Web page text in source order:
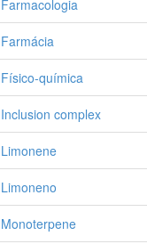
Farmacologia
Farmácia
Físico-química
Inclusion complex
Limonene
Limoneno
Monoterpene